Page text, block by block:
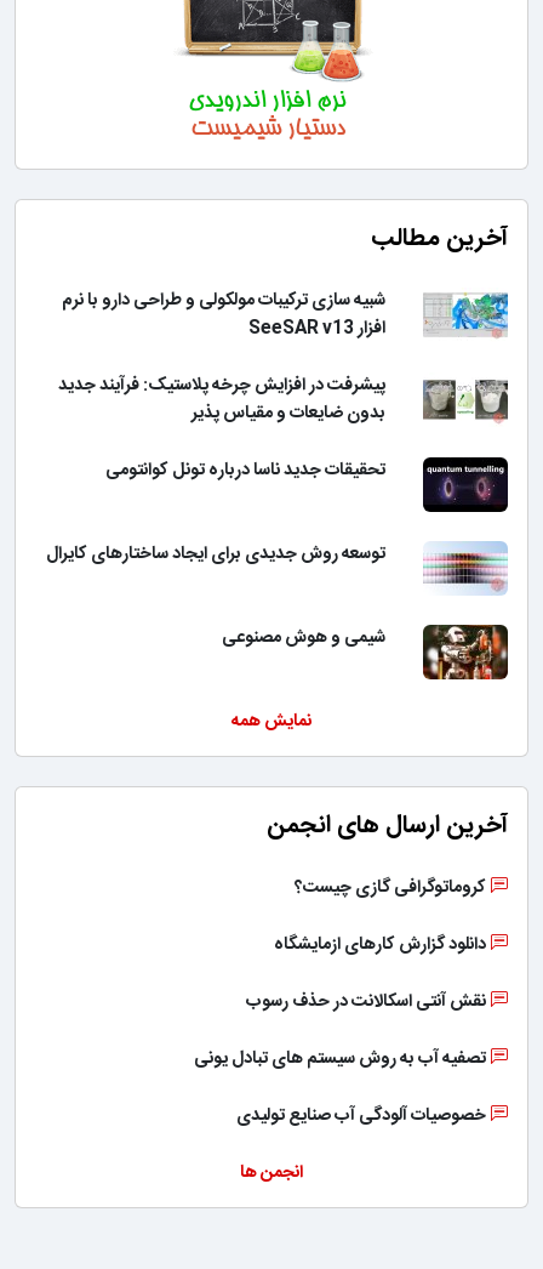
آخرین مطالب
شبیه سازی ترکیبات مولکولی و طراحی دارو با نرم
افزار SeeSAR v13
پیشرفت در افزایش چرخه پلاستیک: فرآیند جدید
بدون ضایعات و مقیاس پذیر
تحقیقات جدید ناسا درباره تونل کوانتومی
توسعه روش جدیدی برای ایجاد ساختارهای کایرال
شیمی و هوش مصنوعی
نمایش همه
آخرین ارسال های انجمن
کروماتوگرافی گازی چیست؟
دانلود گزارش کارهای ازمایشگاه
نقش آنتی اسکالانت در حذف رسوب
تصفیه آب به روش سیستم های تبادل یونی
خصوصیات آلودگی آب صنایع تولیدی
انجمن ها